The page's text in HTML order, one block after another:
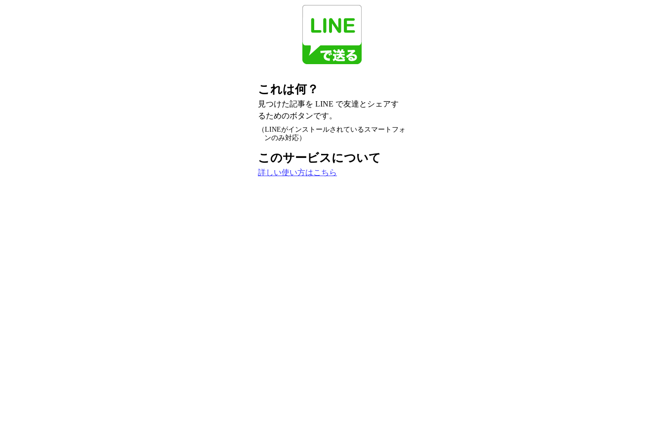
これは何？
見つけた記事を LINE で友達とシェアす
るためのボタンです。
（LINEがインストールされているスマートフォ
ンのみ対応）
このサービスについて
詳しい使い方はこちら